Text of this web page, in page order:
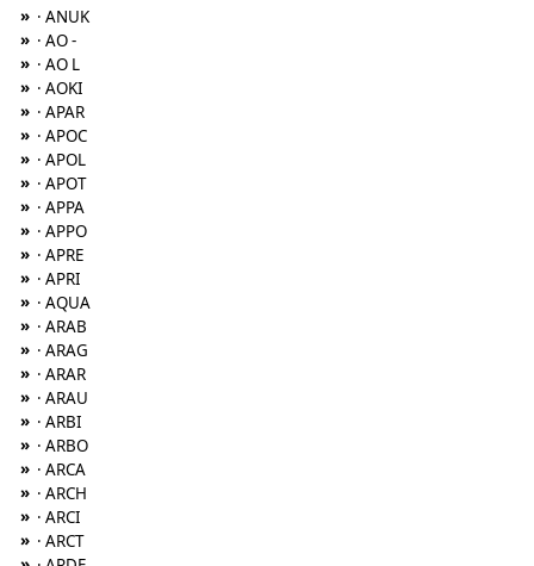
» · ANUK
» · AO -
» · AO L
» · AOKI
» · APAR
» · APOC
» · APOL
» · APOT
» · APPA
» · APPO
» · APRE
» · APRI
» · AQUA
» · ARAB
» · ARAG
» · ARAR
» · ARAU
» · ARBI
» · ARBO
» · ARCA
» · ARCH
» · ARCI
» · ARCT